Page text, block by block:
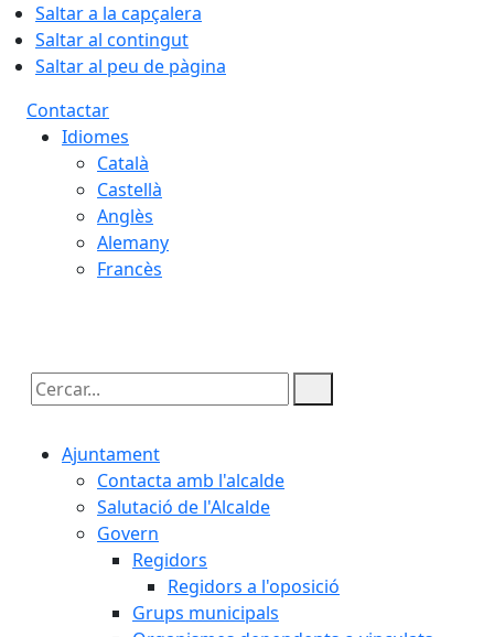
Saltar a la capçalera
Saltar al contingut
Saltar al peu de pàgina
Contactar
Idiomes
Català
Castellà
Anglès
Alemany
Francès
Cercar:
Ajuntament
Contacta amb l'alcalde
Salutació de l'Alcalde
Govern
Regidors
Regidors a l'oposició
Grups municipals